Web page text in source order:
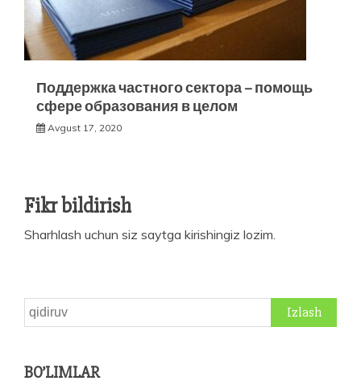
Поддержка частного сектора – помощь
сфере образования в целом
Avgust 17, 2020
Fikr bildirish
Sharhlash uchun siz saytga kirishingiz lozim.
Qidirshish:
BO’LIMLAR